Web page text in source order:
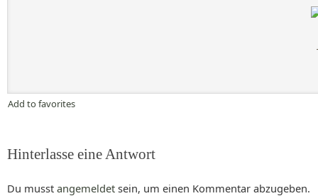
Add to favorites
Hinterlasse eine Antwort
Du musst angemeldet sein, um einen Kommentar abzugeben.